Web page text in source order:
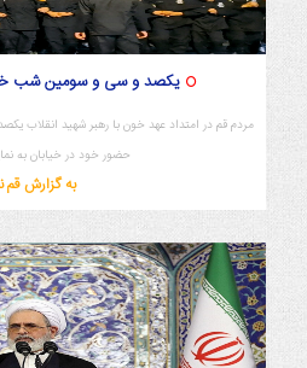
یکصد و سی و سومین شب
مردم قم در امتداد عهد خون با رهبر شهید
حضور خود در خیابان به
به گزارش قم